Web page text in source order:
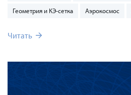
Геометрия и КЭ-сетка Аэрокосмос
Читать